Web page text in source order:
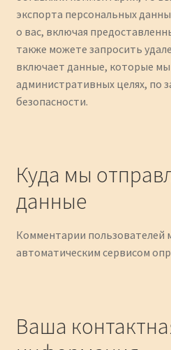
экспорта персональных
о вас, включая
также можете запросить
включает данные, которые
административных целях, по
безопасности.
Куда мы
данные
Комментарии пользователей
автоматическим сервисом
Ваша